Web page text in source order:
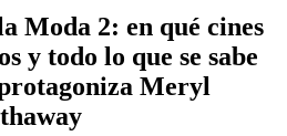
Moda 2: en qué cines
y todo lo que se sabe
Meryl